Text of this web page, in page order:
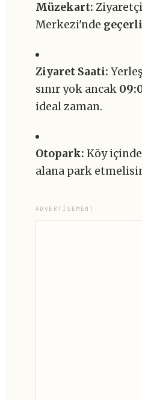
Müzekart:
Merkezi'nde
Ziyaret Saati:
sınır yok ancak
ideal zaman.
Otopark: Köy
alana park
ADVERTISEMENT